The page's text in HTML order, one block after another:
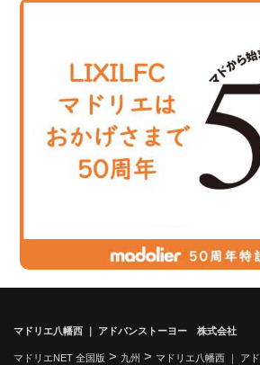
マドリエ八幡西 ｜ アドバンストーヨー 株式会社
マドリエNET 全国版 > 九州 > マドリエ八幡西 ｜ ア